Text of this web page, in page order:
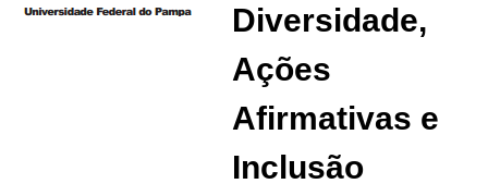
Diversidade,
Ações
Afirmativas e
Inclusão